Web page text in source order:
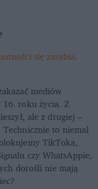
się zarabia.
mediów
16. roku życia. Z
ale z drugiej –
to niemal
TikToka,
czy WhatsAppie,
dorośli nie mają